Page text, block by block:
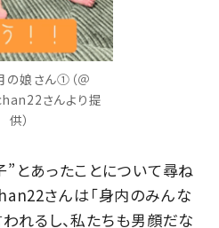
の娘さん①（＠
さんより提
供）
とあったことについて尋ね
さんは「身内のみんな
れるし、私たちも男顔だな